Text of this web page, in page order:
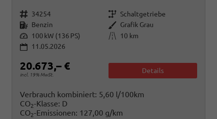
Fahrzeugnr. 34254 Getriebe Schaltgetriebe
Kraftstoff Benzin Außenfarbe Grafik Grau
Leistung 100 kW (136 PS) Kilometerstand
10 km
11.05.2026
20.673,– €
incl. 19% MwSt.
Details
Verbrauch kombiniert: 5,60 l/100km
CO2-Klasse: D
CO2-Emissionen: 127,00 g/km